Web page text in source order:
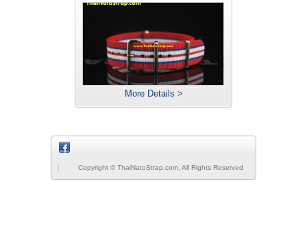
More Details >
Copyright © ThaiNatoStrap.com, All Rights Reserved